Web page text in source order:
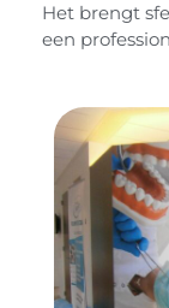
Het brengt
een